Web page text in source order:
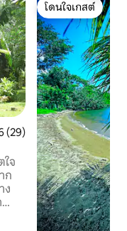
ฉลี่ย 4.86 จาก 5, 29 รีวิว
(29)
ใจ
ก
ง
โดนใจเกสต์
โดนใจเกสต์